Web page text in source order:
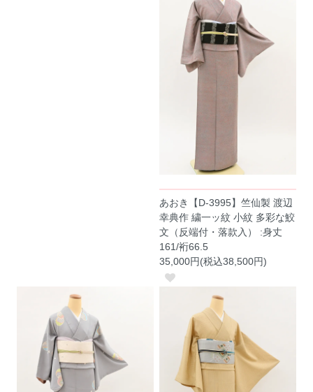
あおき【D-3995】竺仙製 渡辺
幸典作 繍一ッ紋 小紋 多彩な鮫
文（反端付・落款入） :身丈
161/裄66.5
35,000円(税込38,500円)